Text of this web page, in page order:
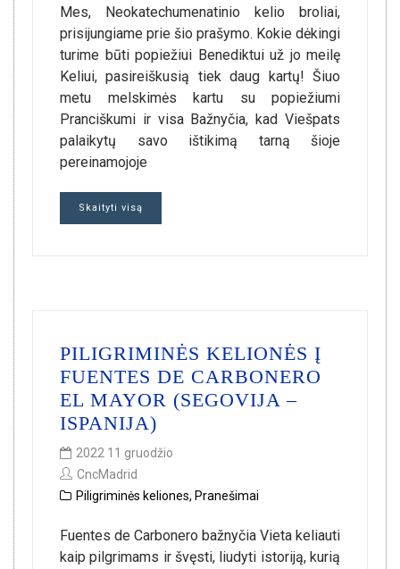
Mes, Neokatechumenatinio kelio broliai,
prisijungiame prie šio prašymo. Kokie dėkingi
turime būti popiežiui Benediktui už jo meilę
Keliui, pasireiškusią tiek daug kartų! Šiuo
metu melskimės kartu su popiežiumi
Pranciškumi ir visa Bažnyčia, kad Viešpats
palaikytų savo ištikimą tarną šioje
pereinamojoje
Skaityti visą
PILIGRIMINĖS KELIONĖS Į
FUENTES DE CARBONERO
EL MAYOR (SEGOVIJA –
ISPANIJA)
2022 11 gruodžio
CncMadrid
Piligriminės keliones, Pranešimai
Fuentes de Carbonero bažnyčia Vieta keliauti
kaip pilgrimams ir švęsti, liudyti istoriją, kurią